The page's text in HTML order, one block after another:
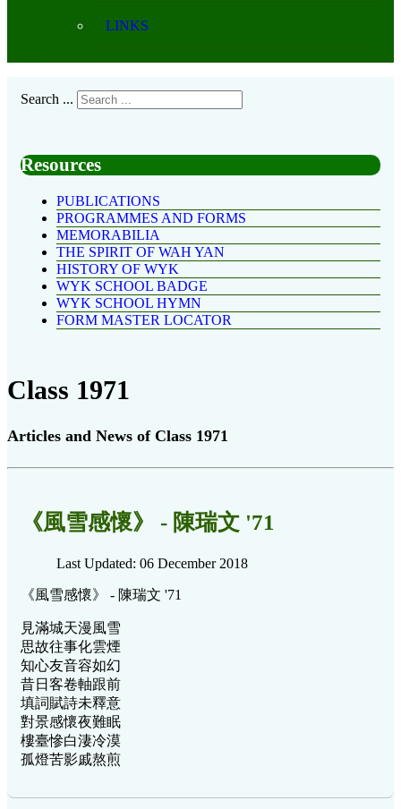
LINKS
Search ...
Resources
PUBLICATIONS
PROGRAMMES AND FORMS
MEMORABILIA
THE SPIRIT OF WAH YAN
HISTORY OF WYK
WYK SCHOOL BADGE
WYK SCHOOL HYMN
FORM MASTER LOCATOR
Class 1971
Articles and News of Class 1971
《風雪感懷》 - 陳瑞文 '71
Last Updated: 06 December 2018
《風雪感懷》 - 陳瑞文 '71
見滿城天漫風雪
思故往事化雲煙
知心友音容如幻
昔日客卷軸跟前
填詞賦詩未釋意
對景感懷夜難眠
樓臺慘白淒冷漠
孤燈苦影戚熬煎